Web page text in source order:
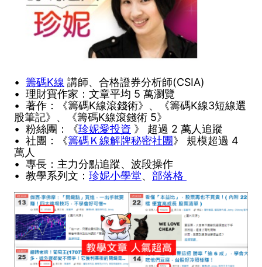
• 籌碼K線 講師、合格證券分析師(CSIA)
• 理財寶作家：文章平均 5 萬瀏覽
• 著作：《籌碼K線滾錢術》、《籌碼K線3短線選
股筆記》、《籌碼K線滾錢術 5》
• 粉絲團：《珍妮愛投資 》 超過 2 萬人追蹤
• 社團：《籌碼Ｋ線解牌秘密社團》 規模超過 4
萬人
• 專長：主力分點追蹤、波段操作
• 教學系列文： 珍妮小學堂、 部落格